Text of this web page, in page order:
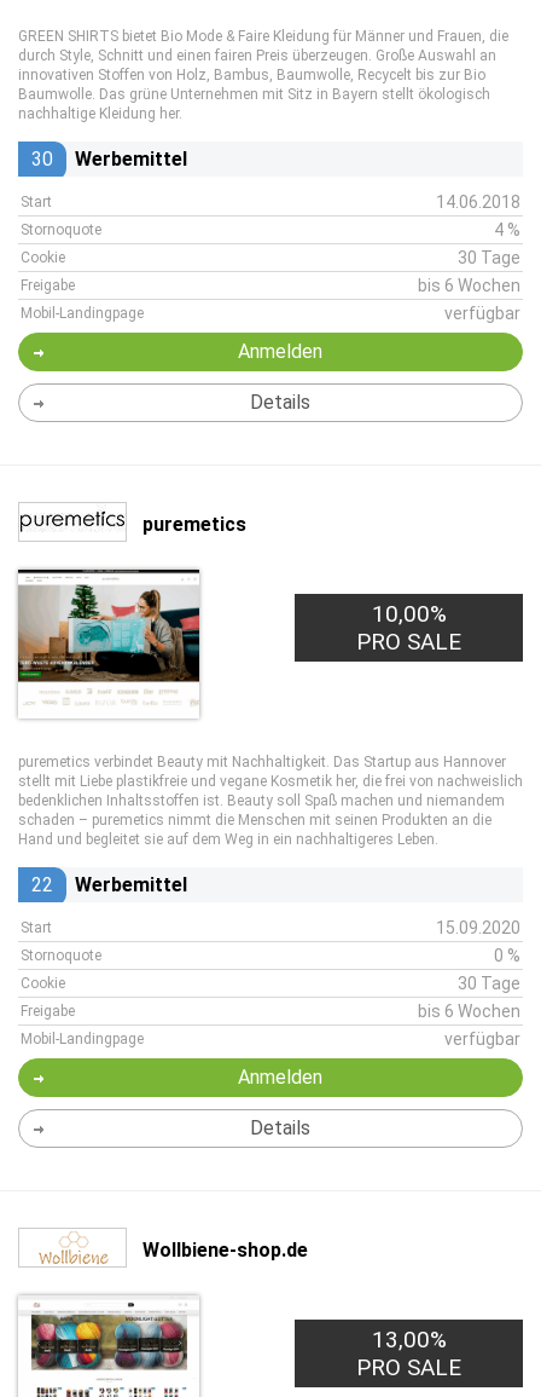
GREEN SHIRTS bietet Bio Mode & Faire Kleidung für Männer und Frauen, die
durch Style, Schnitt und einen fairen Preis überzeugen. Große Auswahl an
innovativen Stoffen von Holz, Bambus, Baumwolle, Recycelt bis zur Bio
Baumwolle. Das grüne Unternehmen mit Sitz in Bayern stellt ökologisch
nachhaltige Kleidung her.
30 Werbemittel
Start 14.06.2018
Stornoquote 4 %
Cookie 30 Tage
Freigabe bis 6 Wochen
Mobil-Landingpage verfügbar
Anmelden
Details
puremetics
10,00%
PRO SALE
puremetics verbindet Beauty mit Nachhaltigkeit. Das Startup aus Hannover
stellt mit Liebe plastikfreie und vegane Kosmetik her, die frei von nachweislich
bedenklichen Inhaltsstoffen ist. Beauty soll Spaß machen und niemandem
schaden – puremetics nimmt die Menschen mit seinen Produkten an die
Hand und begleitet sie auf dem Weg in ein nachhaltigeres Leben.
22 Werbemittel
Start 15.09.2020
Stornoquote 0 %
Cookie 30 Tage
Freigabe bis 6 Wochen
Mobil-Landingpage verfügbar
Anmelden
Details
Wollbiene-shop.de
13,00%
PRO SALE